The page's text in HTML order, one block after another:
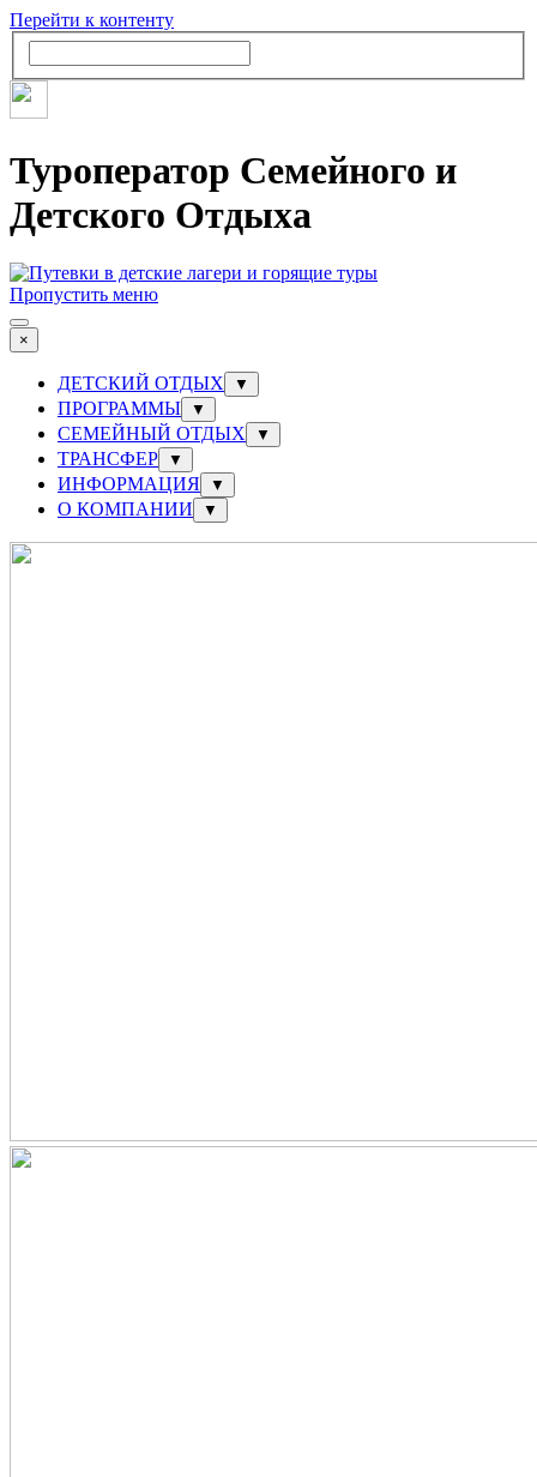
Перейти к контенту
Туроператор Семейного и
Детского Отдыха
Пропустить меню
×
ДЕТСКИЙ ОТДЫХ ▼
ПРОГРАММЫ ▼
СЕМЕЙНЫЙ ОТДЫХ ▼
ТРАНСФЕР ▼
ИНФОРМАЦИЯ ▼
О КОМПАНИИ ▼